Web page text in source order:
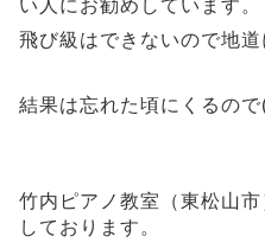
い人にお勧めしています。
飛び級はできないので地
結果は忘れた頃にくるの
竹内ピアノ教室（東松山
しております。